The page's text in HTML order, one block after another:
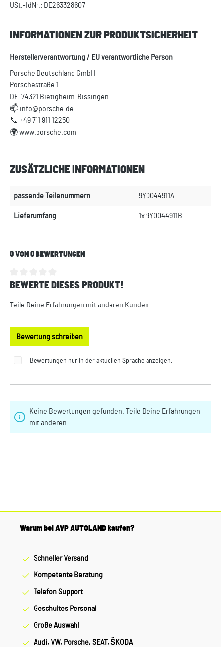
USt.-IdNr.: DE263328607
INFORMATIONEN ZUR PRODUKTSICHERHEIT
Herstellerverantwortung / EU verantwortliche Person
Porsche Deutschland GmbH
Porschestraße 1
DE-74321 Bietigheim-Bissingen
📫 info@porsche.de
📞 +49 711 911 12250
🌍 www.porsche.com
ZUSÄTZLICHE INFORMATIONEN
passende Teilenummern 9Y0044911A
Lieferumfang 1x 9Y0044911B
0 VON 0 BEWERTUNGEN
Durchschnittliche Bewertung von 0 von 5 Sternen
BEWERTE DIESES PRODUKT!
Teile Deine Erfahrungen mit anderen Kunden.
Bewertung schreiben
Bewertungen nur in der aktuellen Sprache anzeigen.
Keine Bewertungen gefunden. Teile Deine Erfahrungen
mit anderen.
Warum bei AVP AUTOLAND kaufen?
Schneller Versand
Kompetente Beratung
Telefon Support
Geschultes Personal
Große Auswahl
Audi, VW, Porsche, SEAT, ŠKODA